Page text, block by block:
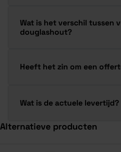
Wat is het verschil tussen
douglashout?
Heeft het zin om een
Wat is de actuele levertijd?
Alternatieve producten